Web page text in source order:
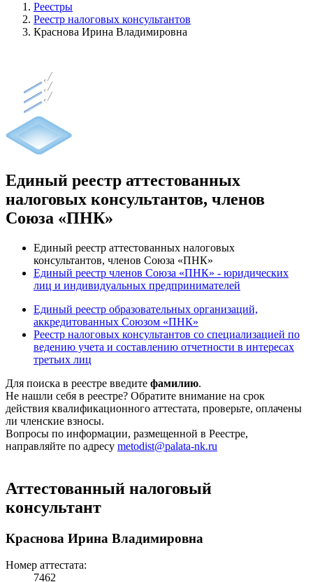
Реестры
Реестр налоговых консультантов
Краснова Ирина Владимировна
Единый реестр аттестованных
налоговых консультантов, членов
Союза «ПНК»
Единый реестр аттестованных налоговых
консультантов, членов Союза «ПНК»
Единый реестр членов Союза «ПНК» - юридических
лиц и индивидуальных предпринимателей
Единый реестр образовательных организаций,
аккредитованных Союзом «ПНК»
Реестр налоговых консультантов со специализацией по
ведению учета и составлению отчетности в интересах
третьих лиц
Для поиска в реестре введите фамилию.
Не нашли себя в реестре? Обратите внимание на срок
действия квалификационного аттестата, проверьте, оплачены
ли членские взносы.
Вопросы по информации, размещенной в Реестре,
направляйте по адресу metodist@palata-nk.ru
Аттестованный налоговый
консультант
Краснова Ирина Владимировна
Номер аттестата:
7462